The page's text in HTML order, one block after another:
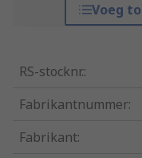
Voeg
RS-stocknr.:
Fabrikantnummer:
Fabrikant: